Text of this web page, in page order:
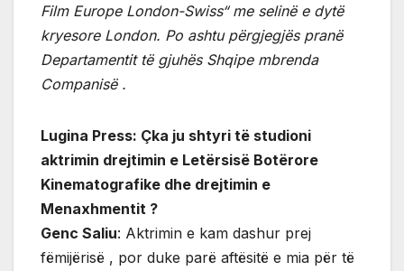
Film Europe London-Swiss“ me selinë e dytë
kryesore London. Po ashtu përgjegjës pranë
Departamentit të gjuhës Shqipe mbrenda
Companisë .
Lugina Press: Çka ju shtyri të studioni
aktrimin drejtimin e Letërsisë Botërore
Kinematografike dhe drejtimin e
Menaxhmentit ?
Genc Saliu: Aktrimin e kam dashur prej
fëmijërisë , por duke parë aftësitë e mia për të